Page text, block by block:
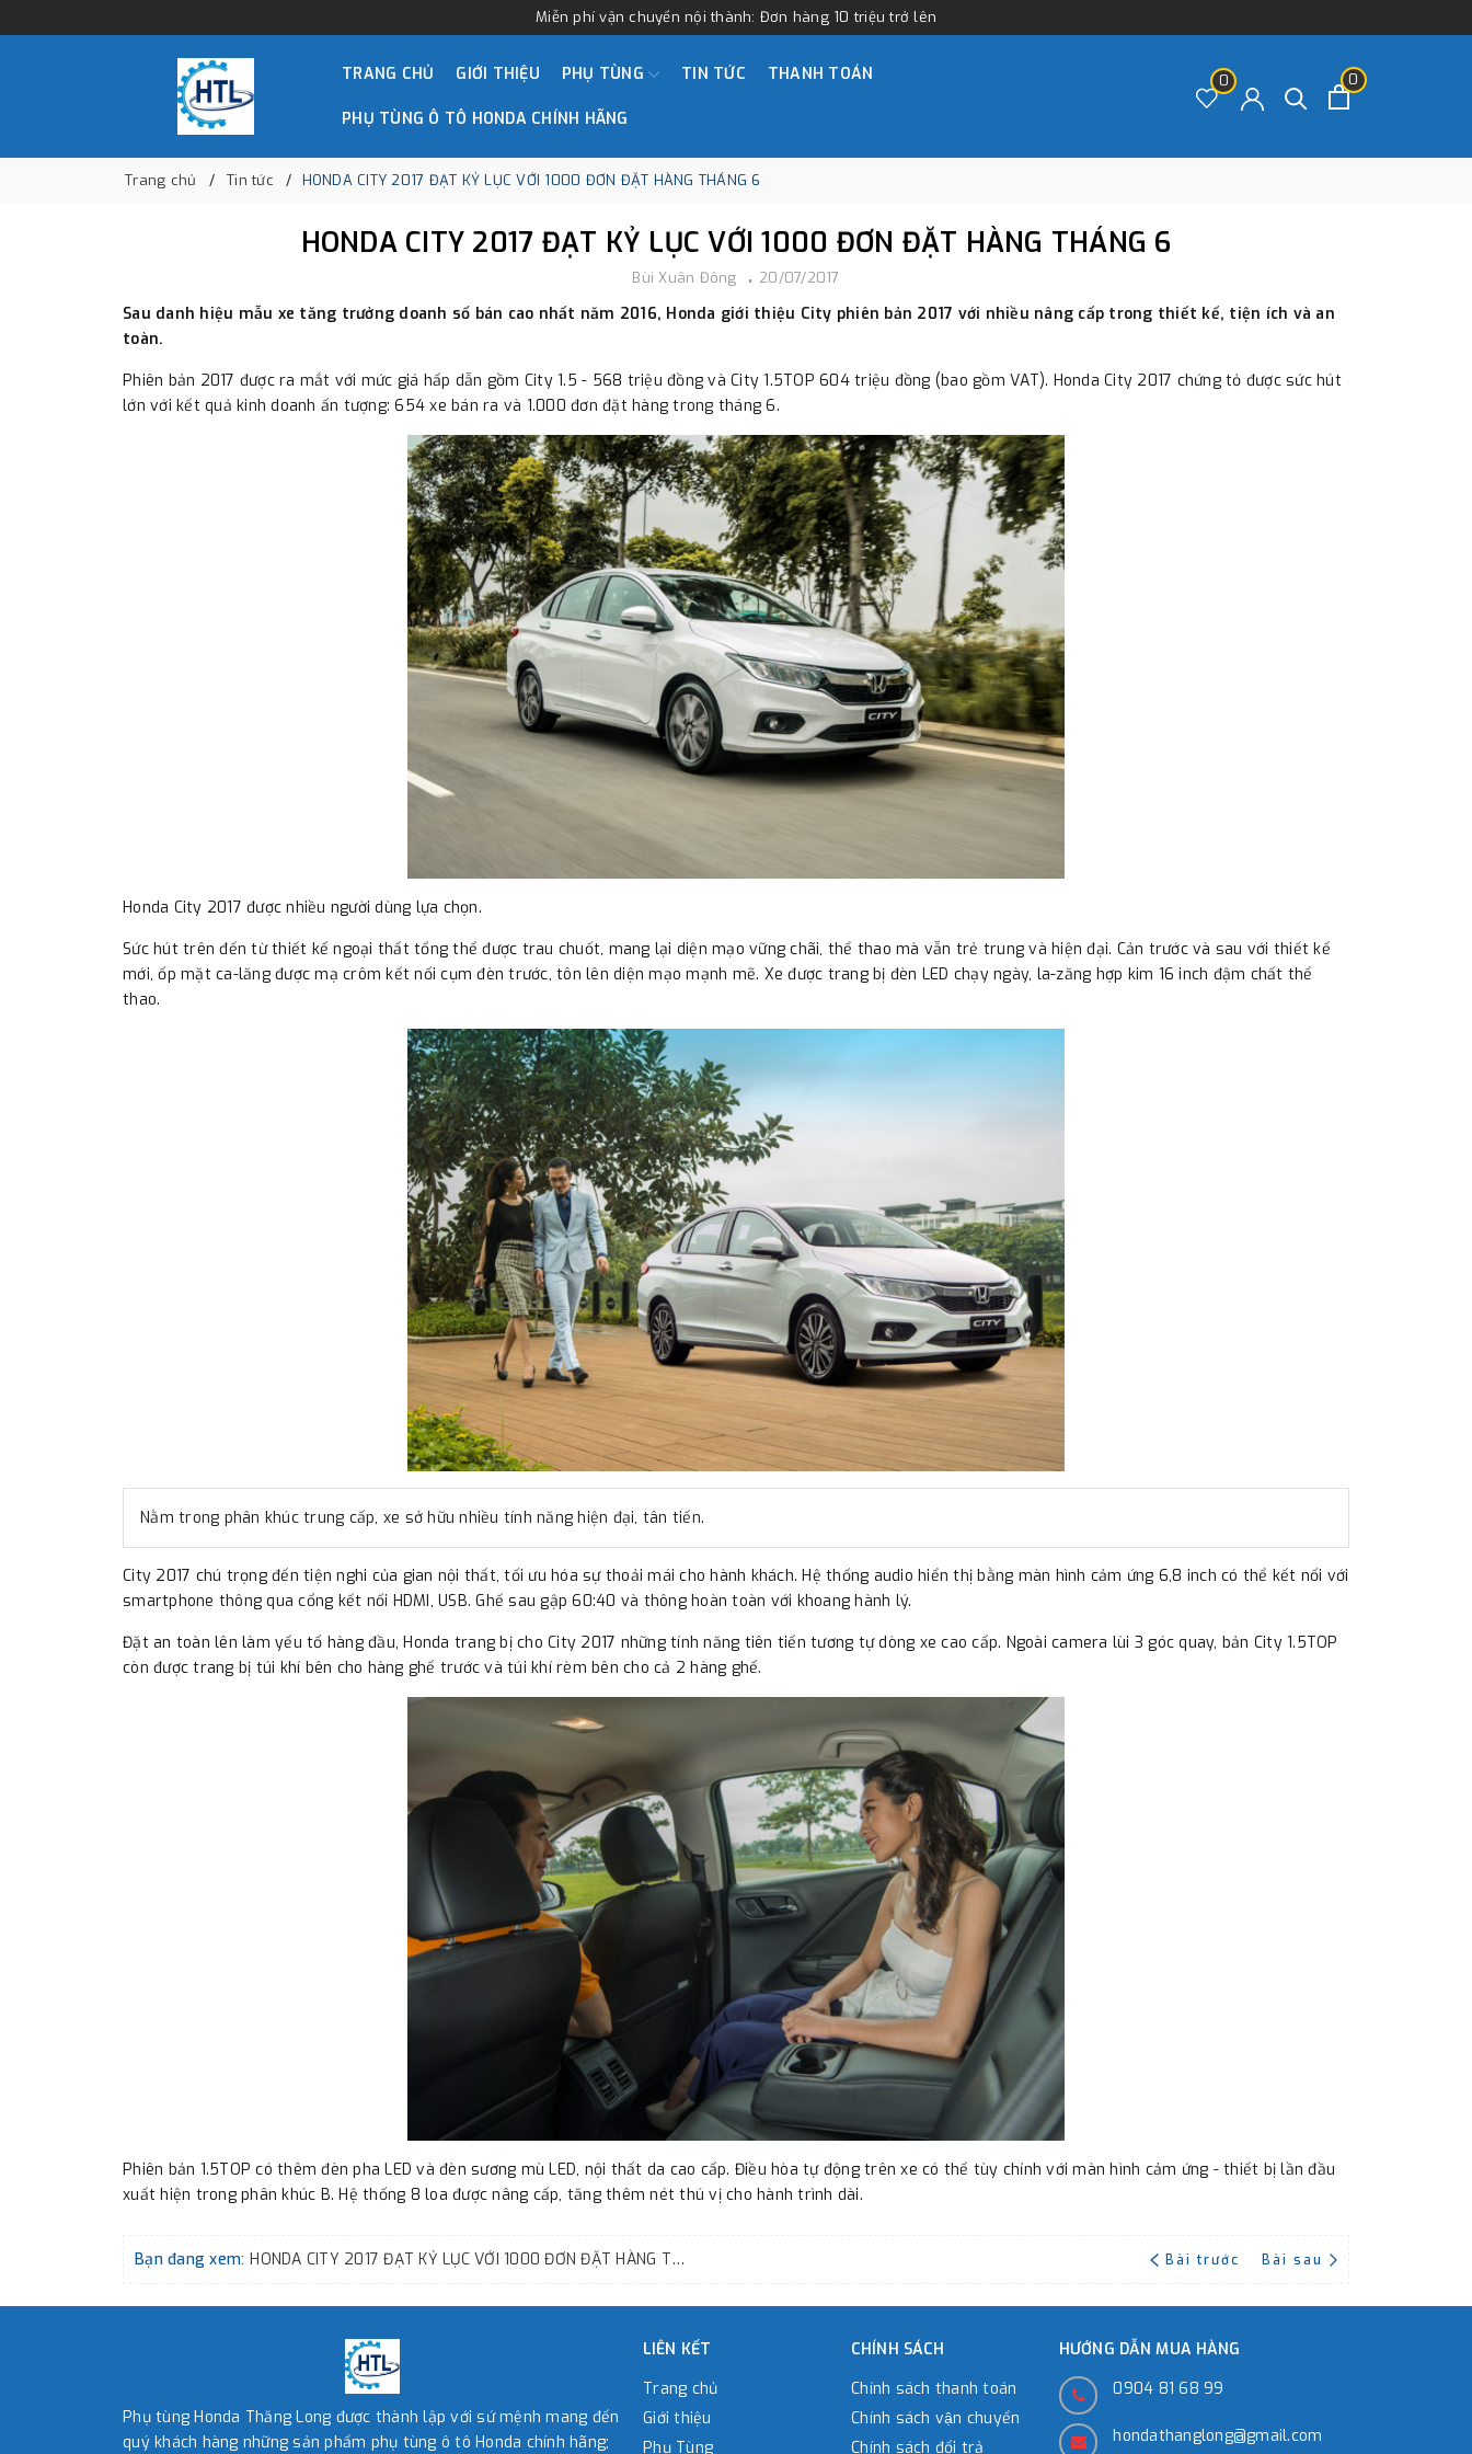
Miễn phí vận chuyển nội thành: Đơn hàng 10 triệu trở lên
TRANG CHỦ GIỚI THIỆU PHỤ TÙNG TIN TỨC THANH TOÁN
PHỤ TÙNG Ô TÔ HONDA CHÍNH HÃNG
0 0
Trang chủ Tin tức HONDA CITY 2017 ĐẠT KỶ LỤC VỚI 1000 ĐƠN ĐẶT HÀNG THÁNG 6
HONDA CITY 2017 ĐẠT KỶ LỤC VỚI 1000 ĐƠN ĐẶT HÀNG THÁNG 6
Bùi Xuân Đông 20/07/2017
Sau danh hiệu mẫu xe tăng trưởng doanh số bán cao nhất năm 2016, Honda giới thiệu City phiên bản 2017 với nhiều nâng cấp trong thiết kế, tiện ích và an
toàn.
Phiên bản 2017 được ra mắt với mức giá hấp dẫn gồm City 1.5 - 568 triệu đồng và City 1.5TOP 604 triệu đồng (bao gồm VAT). Honda City 2017 chứng tỏ được sức hút
lớn với kết quả kinh doanh ấn tượng: 654 xe bán ra và 1.000 đơn đặt hàng trong tháng 6.
Honda City 2017 được nhiều người dùng lựa chọn.
Sức hút trên đến từ thiết kế ngoại thất tổng thể được trau chuốt, mang lại diện mạo vững chãi, thể thao mà vẫn trẻ trung và hiện đại. Cản trước và sau với thiết kế
mới, ốp mặt ca-lăng được mạ crôm kết nối cụm đèn trước, tôn lên diện mạo mạnh mẽ. Xe được trang bị đèn LED chạy ngày, la-zăng hợp kim 16 inch đậm chất thể
thao.
Nằm trong phân khúc trung cấp, xe sở hữu nhiều tính năng hiện đại, tân tiến.
City 2017 chú trọng đến tiện nghi của gian nội thất, tối ưu hóa sự thoải mái cho hành khách. Hệ thống audio hiển thị bằng màn hình cảm ứng 6,8 inch có thể kết nối với
smartphone thông qua cổng kết nối HDMI, USB. Ghế sau gập 60:40 và thông hoàn toàn với khoang hành lý.
Đặt an toàn lên làm yếu tố hàng đầu, Honda trang bị cho City 2017 những tính năng tiên tiến tương tự dòng xe cao cấp. Ngoài camera lùi 3 góc quay, bản City 1.5TOP
còn được trang bị túi khí bên cho hàng ghế trước và túi khí rèm bên cho cả 2 hàng ghế.
Phiên bản 1.5TOP có thêm đèn pha LED và đèn sương mù LED, nội thất da cao cấp. Điều hòa tự động trên xe có thể tùy chỉnh với màn hình cảm ứng - thiết bị lần đầu
xuất hiện trong phân khúc B. Hệ thống 8 loa được nâng cấp, tăng thêm nét thú vị cho hành trình dài.
Bạn đang xem: HONDA CITY 2017 ĐẠT KỶ LỤC VỚI 1000 ĐƠN ĐẶT HÀNG THÁNG 6 Bài trước Bài sau
Phụ tùng Honda Thăng Long được thành lập với sứ mệnh mang đến
quý khách hàng những sản phẩm phụ tùng ô tô Honda chính hãng;
LIÊN KẾT
Trang chủ
Giới thiệu
Phụ Tùng
CHÍNH SÁCH
Chính sách thanh toán
Chính sách vận chuyển
Chính sách đổi trả
HƯỚNG DẪN MUA HÀNG
0904 81 68 99
hondathanglong@gmail.com